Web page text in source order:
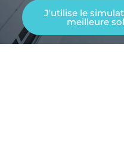
J'utilise le
meilleure